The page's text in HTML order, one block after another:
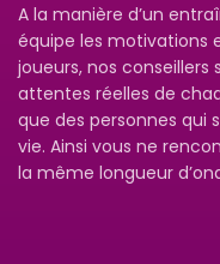
A la manière d’un
équipe les motivations
joueurs, nos
attentes réelles de
que des personnes qui
vie. Ainsi vous ne
la même longueur